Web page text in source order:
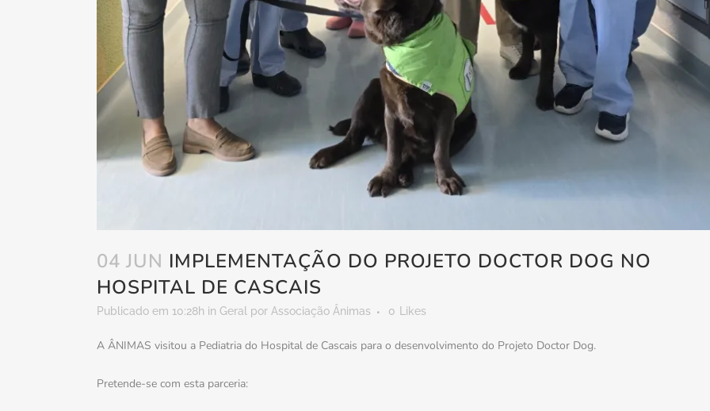
04 JUN IMPLEMENTAÇÃO DO PROJETO DOCTOR DOG NO
HOSPITAL DE CASCAIS
Publicado em 10:28h in Geral por Associação Ânimas 0 Likes
A ÂNIMAS visitou a Pediatria do Hospital de Cascais para o desenvolvimento do Projeto Doctor Dog.
Pretende-se com esta parceria: